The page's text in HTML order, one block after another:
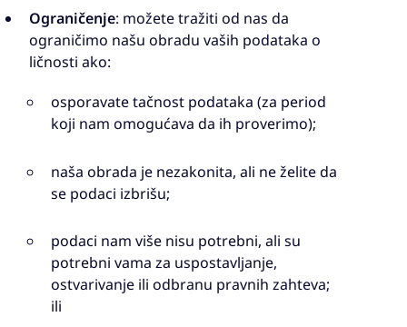
Ograničenje: možete tražiti od nas da
ograničimo našu obradu vaših podataka o
ličnosti ako:
osporavate tačnost podataka (za period
koji nam omogućava da ih proverimo);
naša obrada je nezakonita, ali ne želite da
se podaci izbrišu;
podaci nam više nisu potrebni, ali su
potrebni vama za uspostavljanje,
ostvarivanje ili odbranu pravnih zahteva;
ili